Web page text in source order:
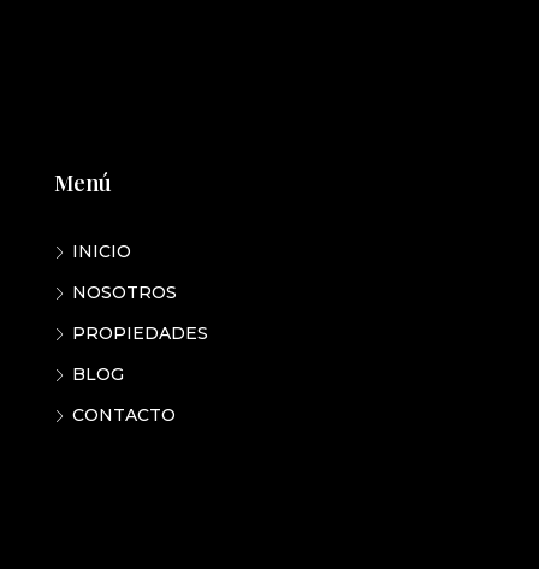
Menú
INICIO
NOSOTROS
PROPIEDADES
BLOG
CONTACTO